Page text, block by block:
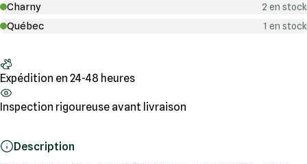
Charny 2 en stock
Québec 1 en stock
Expédition en 24-48 heures
Inspection rigoureuse avant livraison
Description